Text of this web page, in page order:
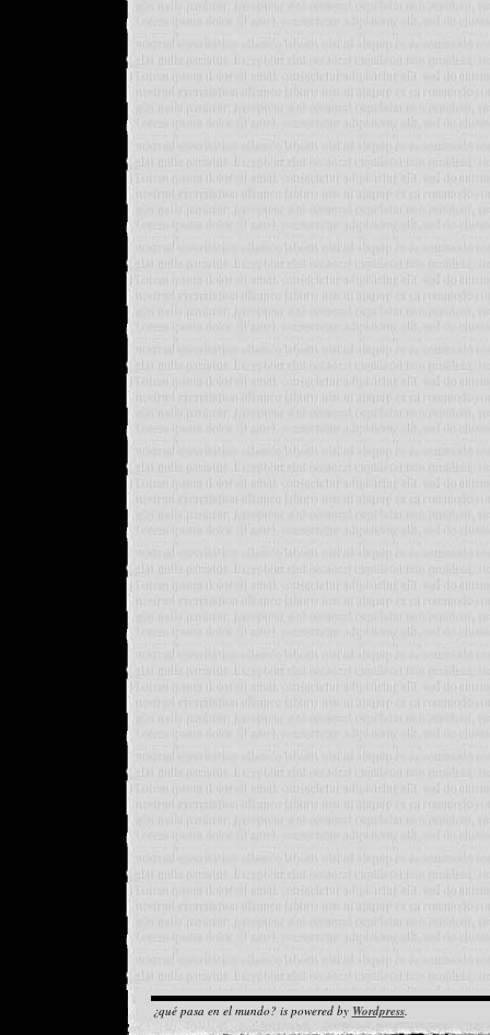
¿qué pasa en el mundo? is powered by Wordpress.